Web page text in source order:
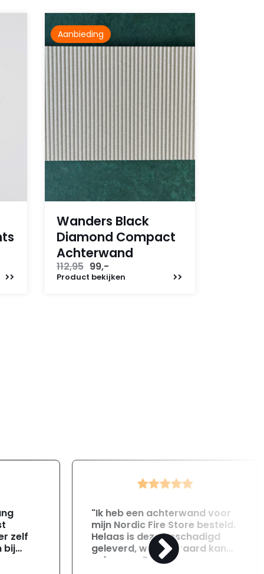
Aanbieding
Wanders Black
Diamond Compact
Achterwand
112,95 Oorspronkelijke
prijs
99,-
prijs
Product bekijken
zelf
bij
"Ik heb een achterwand voor
mijn Nordic Fire Store besteld.
Helaas is deze beschadigd
geleverd, wat uiteraard kan
gebeuren. Direct na